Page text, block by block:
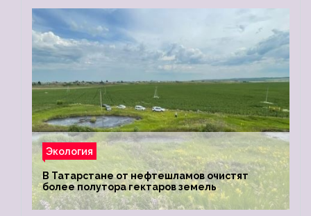
Экология
В Татарстане от нефтешламов очистят
более полутора гектаров земель